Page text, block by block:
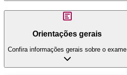
Orientações gerais
Confira informações gerais sobre o exame